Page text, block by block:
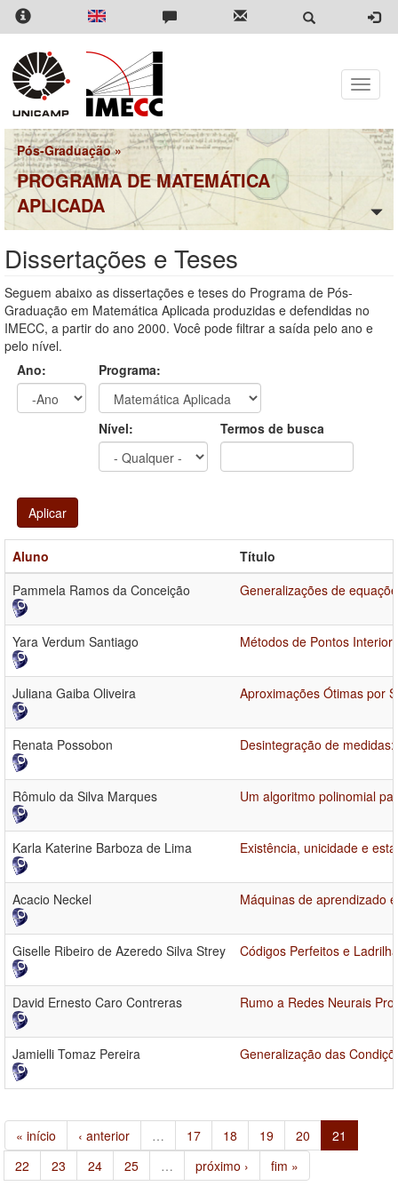
Pular
para
conteúdo
principal
Toggle
Pós-Graduação»
PROGRAMA DE MATEMÁTICA
APLICADA
Dissertações e Teses
Seguem abaixo as dissertações e teses do Programa de Pós-
Graduação em Matemática Aplicada produzidas e defendidas no
IMECC, a partir do ano 2000. Você pode filtrar a saída pelo ano e
pelo nível.
Ano:
Programa:
Nível: Termos de busca
Aplicar
Aluno
Título
Pammela Ramos da Conceição
Generalizações de
Yara Verdum Santiago Métodos de Pontos
Juliana Gaiba Oliveira Aproximações Ótimas por
Renata Possobon Desintegração de
Rômulo da Silva Marques Um algoritmo polinomial
Karla Katerine Barboza de Lima Existência, unicidade e
Acacio Neckel Máquinas de aprendizado
Giselle Ribeiro de Azeredo Silva Strey Códigos Perfeitos e
David Ernesto Caro Contreras Rumo a Redes Neurais
Jamielli Tomaz Pereira Generalização das
« início ‹ anterior … 17 18 19 20
21
22
23 24 25 … próximo › fim »